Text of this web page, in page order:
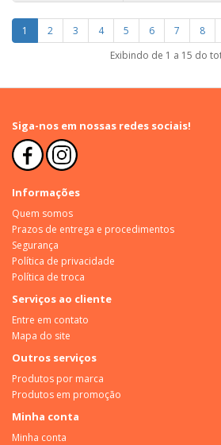
1 2 3 4 5 6 7 8
Exibindo de 1 a 15 do
Siga-nos em nossas redes sociais!
Informações
Quem somos
Prazos de entrega e procedimentos
Segurança
Política de privacidade
Política de troca
Serviços ao cliente
Entre em contato
Mapa do site
Outros serviços
Produtos por marca
Produtos em promoção
Minha conta
Minha conta